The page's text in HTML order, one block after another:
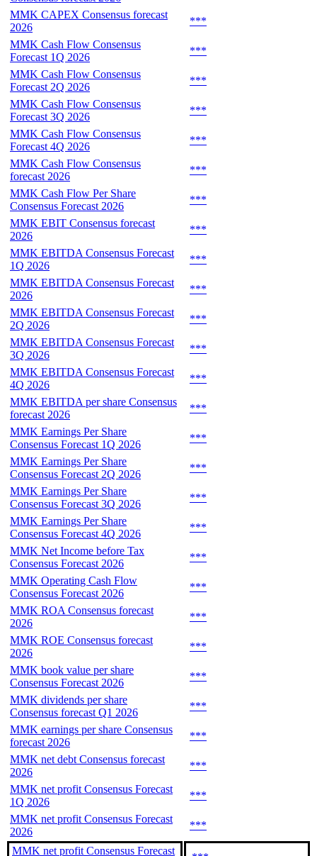
MMK CAPEX Consensus forecast
2026
***
MMK Cash Flow Consensus
Forecast 1Q 2026
***
MMK Cash Flow Consensus
Forecast 2Q 2026
***
MMK Cash Flow Consensus
Forecast 3Q 2026
***
MMK Cash Flow Consensus
Forecast 4Q 2026
***
MMK Cash Flow Consensus
forecast 2026
***
MMK Cash Flow Per Share
Consensus Forecast 2026
***
MMK EBIT Consensus forecast
2026
***
MMK EBITDA Consensus Forecast
1Q 2026
***
MMK EBITDA Consensus Forecast
2026
***
MMK EBITDA Consensus Forecast
2Q 2026
***
MMK EBITDA Consensus Forecast
3Q 2026
***
MMK EBITDA Consensus Forecast
4Q 2026
***
MMK EBITDA per share Consensus
forecast 2026
***
MMK Earnings Per Share
Consensus Forecast 1Q 2026
***
MMK Earnings Per Share
Consensus Forecast 2Q 2026
***
MMK Earnings Per Share
Consensus Forecast 3Q 2026
***
MMK Earnings Per Share
Consensus Forecast 4Q 2026
***
MMK Net Income before Tax
Consensus Forecast 2026
***
MMK Operating Cash Flow
Consensus Forecast 2026
***
MMK ROA Consensus forecast
2026
***
MMK ROE Consensus forecast
2026
***
MMK book value per share
Consensus Forecast 2026
***
MMK dividends per share
Consensus forecast Q1 2026
***
MMK earnings per share Consensus
forecast 2026
***
MMK net debt Consensus forecast
2026
***
MMK net profit Consensus Forecast
1Q 2026
***
MMK net profit Consensus Forecast
2026
***
MMK net profit Consensus Forecast